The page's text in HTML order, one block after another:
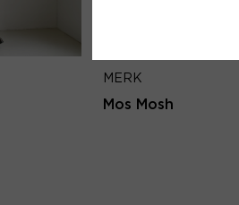
MERK
Mos Mosh